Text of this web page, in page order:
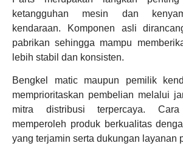
ketangguhan mesin dan
kendaraan. Komponen asli
pabrikan sehingga mampu
lebih stabil dan konsisten.
Bengkel matic maupun pemilik
memprioritaskan pembelian melalui
mitra distribusi terpercaya.
memperoleh produk berkualitas
yang terjamin serta dukungan layanan